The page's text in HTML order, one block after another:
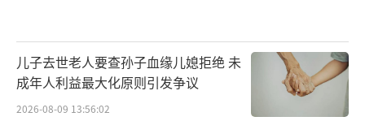
儿子去世老人要查孙子血缘儿媳拒绝 未
成年人利益最大化原则引发争议
2026-08-09 13:56:02